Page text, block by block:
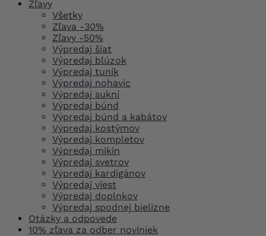
Zľavy
Všetky
Zľava -30%
Zľavy -50%
Výpredaj šiat
Výpredaj blúzok
Výpredaj tuník
Výpredaj nohavíc
Výpredaj sukní
Výpredaj búnd
Výpredaj búnd a kabátov
Výpredaj kostýmov
Výpredaj kompletov
Výpredaj mikín
Výpredaj svetrov
Výpredaj kardigánov
Výpredaj viest
Výpredaj doplnkov
Výpredaj spodnej bielizne
Otázky a odpovede
10% zľava za odber noviniek